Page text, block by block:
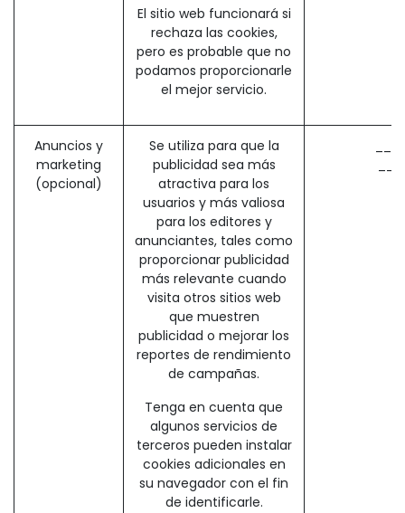
El sitio web funcionará si
rechaza las cookies,
pero es probable que no
podamos proporcionarle
el mejor servicio.
Anuncios y
marketing
(opcional)
Se utiliza para que la
publicidad sea más
atractiva para los
usuarios y más valiosa
para los editores y
anunciantes, tales como
proporcionar publicidad
más relevante cuando
visita otros sitios web
que muestren
publicidad o mejorar los
reportes de rendimiento
de campañas.
Tenga en cuenta que
algunos servicios de
terceros pueden instalar
cookies adicionales en
su navegador con el fin
de identificarle.